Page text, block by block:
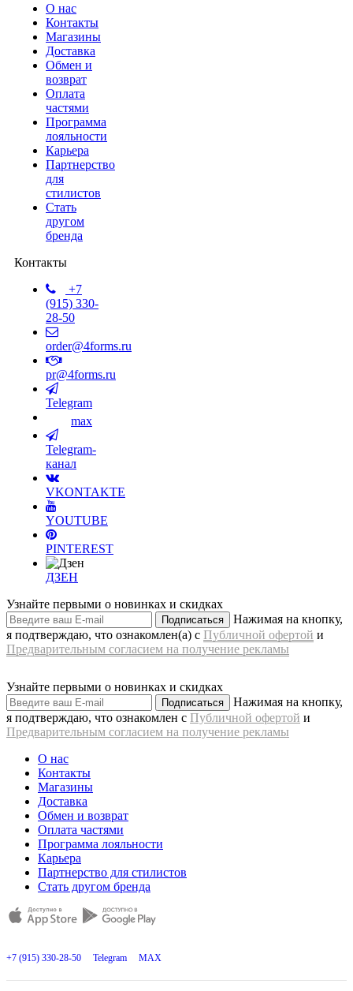
О нас
Контакты
Магазины
Доставка
Обмен и
возврат
Оплата
частями
Программа
лояльности
Карьера
Партнерство
для
стилистов
Стать
другом
бренда
Контакты
+7
(915) 330-
28-50
order@4forms.ru
pr@4forms.ru
Telegram
max
Telegram-
канал
VKONTAKTE
YOUTUBE
PINTEREST
ДЗЕН
Узнайте первыми о новинках и скидках
Подписаться
Нажимая на кнопку,
я подтверждаю, что ознакомлен(а) с Публичной офертой и
Предварительным согласием на получение рекламы
Узнайте первыми о новинках и скидках
Подписаться
Нажимая на кнопку,
я подтверждаю, что ознакомлен с Публичной офертой и
Предварительным согласием на получение рекламы
О нас
Контакты
Магазины
Доставка
Обмен и возврат
Оплата частями
Программа лояльности
Карьера
Партнерство для стилистов
Стать другом бренда
+7 (915) 330-28-50 Telegram MAX